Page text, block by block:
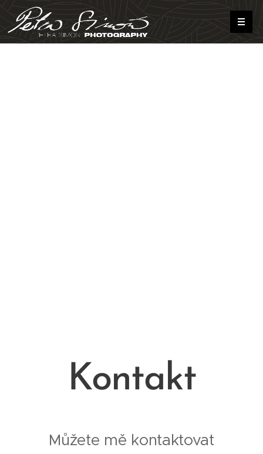
Kontakt
Můžete mě kontaktovat